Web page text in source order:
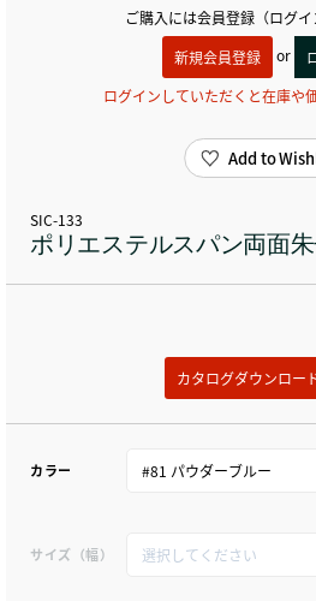
ご購入には会員登録（ログ
新規会員登録
or
ログインしていただくと在庫や
SIC-133
ポリエステルスパン両面
カタログダウンロー
カラー
サイズ（幅）
Add to